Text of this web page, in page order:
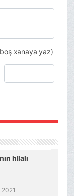
xanaya yaz)
hilalı
2021